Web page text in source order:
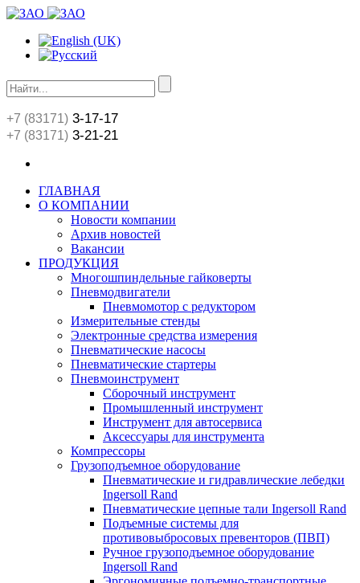
+7 (83171) 3-17-17
+7 (83171) 3-21-21
ГЛАВНАЯ
О КОМПАНИИ
Новости компании
Архив новостей
Вакансии
ПРОДУКЦИЯ
Многошпиндельные гайковерты
Пневмодвигатели
Пневмомотор с редуктором
Измерительные стенды
Электронные средства измерения
Пневматические насосы
Пневматические стартеры
Пневмоинструмент
Сборочный инструмент
Промышленный инструмент
Инструмент для автосервиса
Аксессуары для инструмента
Компрессоры
Грузоподъемное оборудование
Пневматические и гидравлические лебедки
Ingersoll Rand
Пневматические цепные тали Ingersoll Rand
Подъемные системы для
противовыбросовых превенторов (ПВП)
Ручное грузоподъемное оборудование
Ingersoll Rand